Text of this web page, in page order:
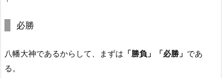
必勝
八幡大神であるからして、まずは 「勝負」「必勝」 であ
る。